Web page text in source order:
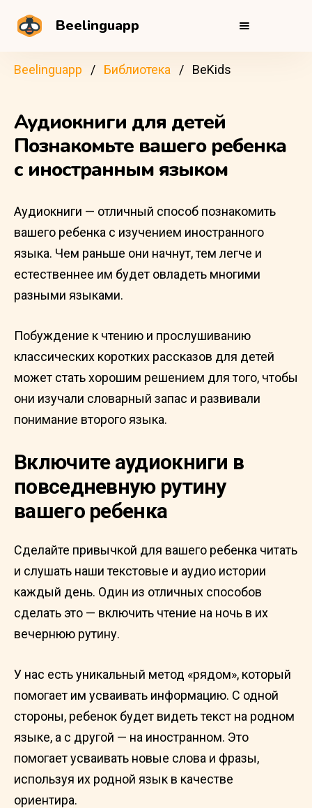
Beelinguapp
Beelinguapp Библиотека BeKids
Аудиокниги для детей
Познакомьте вашего ребенка
с иностранным языком
Аудиокниги — отличный способ познакомить
вашего ребенка с изучением иностранного
языка. Чем раньше они начнут, тем легче и
естественнее им будет овладеть многими
разными языками.
Побуждение к чтению и прослушиванию
классических коротких рассказов для детей
может стать хорошим решением для того, чтобы
они изучали словарный запас и развивали
понимание второго языка.
Включите аудиокниги в
повседневную рутину
вашего ребенка
Сделайте привычкой для вашего ребенка читать
и слушать наши текстовые и аудио истории
каждый день. Один из отличных способов
сделать это — включить чтение на ночь в их
вечернюю рутину.
У нас есть уникальный метод «рядом», который
помогает им усваивать информацию. С одной
стороны, ребенок будет видеть текст на родном
языке, а с другой — на иностранном. Это
помогает усваивать новые слова и фразы,
используя их родной язык в качестве
ориентира.